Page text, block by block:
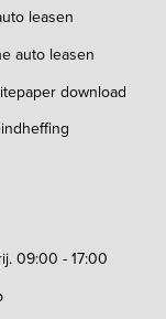
leasen
auto leasen
download
09:00 - 17:00